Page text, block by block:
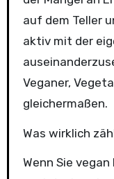
auf dem Teller
aktiv mit der
Veganer,
gleichermaßen.
Was wirklich
Wenn Sie